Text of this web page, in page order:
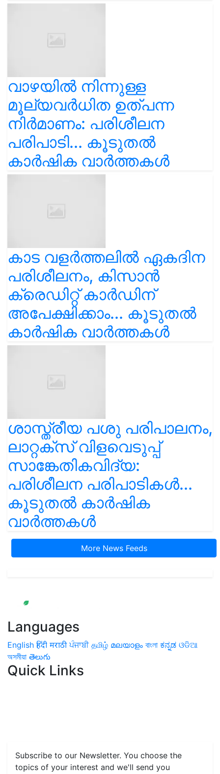
വാഴയിൽ നിന്നുള്ള
മൂല്യവർധിത ഉത്പന്ന
നിർമാണം: പരിശീലന
പരിപാടി... കൂടുതൽ
കാർഷിക വാർത്തകൾ
കാട വളര്‍ത്തലിൽ ഏകദിന
പരിശീലനം, കിസാൻ
ക്രെഡിറ്റ് കാർഡിന്
അപേക്ഷിക്കാം... കൂടുതൽ
കാർഷിക വാർത്തകൾ
ശാസ്ത്രീയ പശു പരിപാലനം,
ലാറ്റക്സ് വിളവെടുപ്പ്
സാങ്കേതികവിദ്യ:
പരിശീലന പരിപാടികൾ...
കൂടുതൽ കാർഷിക
വാർത്തകൾ
More News Feeds
Languages
English हिंदी मराठी ਪੰਜਾਬੀ தமிழ் മലയാളം বাংলা ಕನ್ನಡ ଓଡିଆ
অসমীয়া తెలుగు
Quick Links
Subscribe to our Newsletter. You choose the
topics of your interest and we'll send you